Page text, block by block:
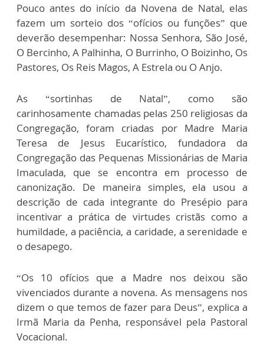
Pouco antes do início da Novena de Natal, elas
fazem um sorteio dos “ofícios ou funções” que
deverão desempenhar: Nossa Senhora, São José,
O Bercinho, A Palhinha, O Burrinho, O Boizinho, Os
Pastores, Os Reis Magos, A Estrela ou O Anjo.
As “sortinhas de Natal”, como são
carinhosamente chamadas pelas 250 religiosas da
Congregação, foram criadas por Madre Maria
Teresa de Jesus Eucarístico, fundadora da
Congregação das Pequenas Missionárias de Maria
Imaculada, que se encontra em processo de
canonização. De maneira simples, ela usou a
descrição de cada integrante do Presépio para
incentivar a prática de virtudes cristãs como a
humildade, a paciência, a caridade, a serenidade e
o desapego.
“Os 10 ofícios que a Madre nos deixou são
vivenciados durante a novena. As mensagens nos
dizem o que temos de fazer para Deus”, explica a
Irmã Maria da Penha, responsável pela Pastoral
Vocacional.